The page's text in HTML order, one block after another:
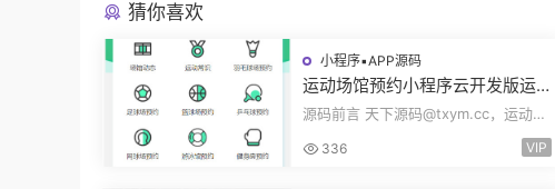
猜你喜欢
小程序▪APP源码
运动场馆预约小程序云开发版运
动常识场馆动态羽毛球健身房乒
乓球预约管理预约凭证源码
源码前言 天下源码@txym.cc，运动场
馆预约小程序，自带详细的安装使用手
册，大小1...
336 VIP